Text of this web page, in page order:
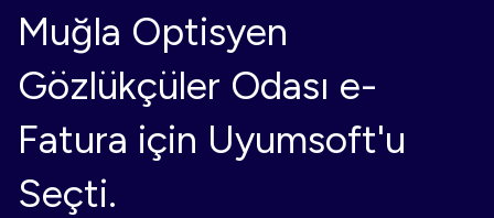
Muğla Optisyen
Gözlükçüler Odası e-
Fatura için Uyumsoft'u
Seçti.